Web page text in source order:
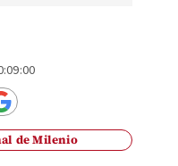
de Milenio